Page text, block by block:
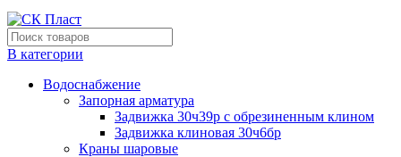
В категории
Водоснабжение
Запорная арматура
Задвижка 30ч39р с обрезиненным клином
Задвижка клиновая 30ч6бр
Краны шаровые